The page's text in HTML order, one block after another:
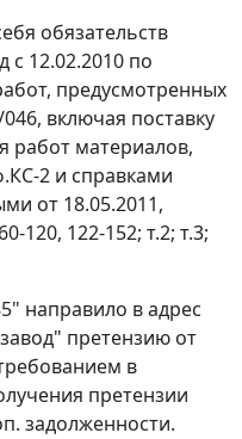
обязательств
12.02.2010 по
предусмотренных
включая поставку
работ материалов,
2 и справками
от 18.05.2011,
120, 122-152; т.2; т.3;
направило в адрес
претензию от
в
претензии
задолженности.